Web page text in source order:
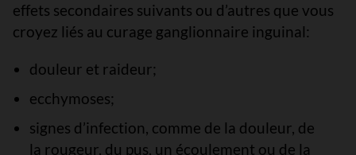
effets secondaires suivants ou d’autres que vous
croyez liés au curage ganglionnaire inguinal:
douleur et raideur;
ecchymoses;
signes d’infection, comme de la douleur, de
la rougeur, du pus, un écoulement ou de la